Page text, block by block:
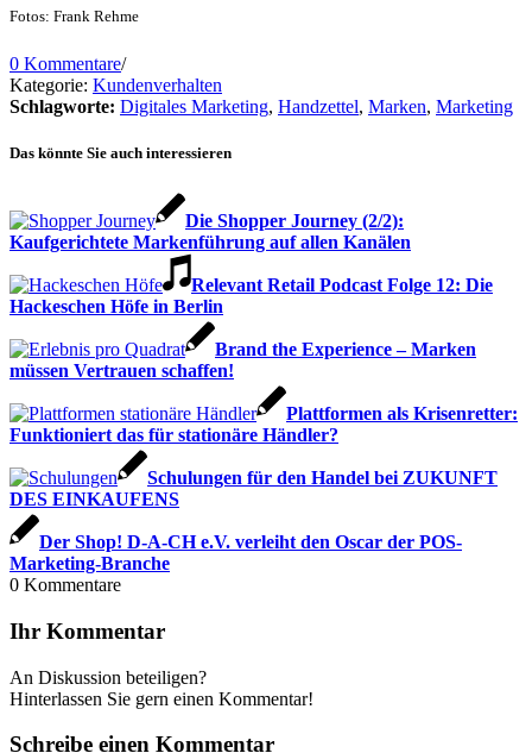
Fotos: Frank Rehme
0 Kommentare/
Kategorie: Kundenverhalten
Schlagworte: Digitales Marketing, Handzettel, Marken, Marketing
Das könnte Sie auch interessieren
Die Shopper Journey (2/2):
Kaufgerichtete Markenführung auf allen Kanälen
Relevant Retail Podcast Folge 12: Die
Hackeschen Höfe in Berlin
Brand the Experience – Marken
müssen Vertrauen schaffen!
Plattformen als Krisenretter:
Funktioniert das für stationäre Händler?
Schulungen für den Handel bei ZUKUNFT
DES EINKAUFENS
Der Shop! D-A-CH e.V. verleiht den Oscar der POS-
Marketing-Branche
0 Kommentare
Ihr Kommentar
An Diskussion beteiligen?
Hinterlassen Sie gern einen Kommentar!
Schreibe einen Kommentar